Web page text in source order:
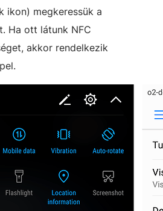
ikon) megkeressük a
Ha ott látunk NFC
akkor rendelkezik